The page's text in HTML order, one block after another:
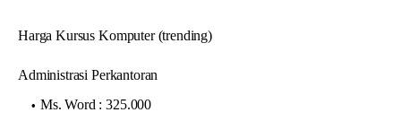
Harga Kursus Komputer (trending)
Administrasi Perkantoran
Ms. Word : 325.000